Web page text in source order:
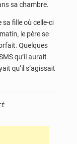
sa chambre.
sa fille où celle-ci
le père se
Quelques
qu’il aurait
qu’il s’agissait